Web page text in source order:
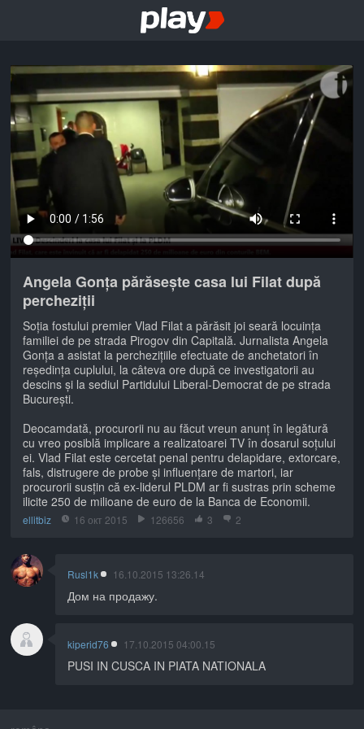
Angela Gonța părăsește casa lui Filat după
percheziții
Soția fostului premier Vlad Filat a părăsit joi seară locuința
familiei de pe strada Pirogov din Capitală. Jurnalista Angela
Gonța a asistat la perchezițiile efectuate de anchetatori în
reședința cuplului, la câteva ore după ce investigatorii au
descins și la sediul Partidului Liberal-Democrat de pe strada
București.
Deocamdată, procurorii nu au făcut vreun anunț în legătură
cu vreo posiblă implicare a realizatoarei TV în dosarul soțului
ei. Vlad Filat este cercetat penal pentru delapidare, extorcare,
fals, distrugere de probe și influențare de martori, iar
procurorii susțin că ex-liderul PLDM ar fi sustras prin scheme
ilicite 250 de milioane de euro de la Banca de Economii.
ellitbiz 16 окт 2015 126656 3 2
Rusl1k 16.10.2015 13:26.14
Дом на продажу.
kiperid76 17.10.2015 04:00.15
PUSI IN CUSCA IN PIATA NATIONALA